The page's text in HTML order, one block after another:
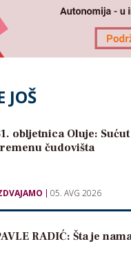
JOŠ
obljetnica Oluje:
čudovišta
05. AVG 2026
RADIĆ: Šta je